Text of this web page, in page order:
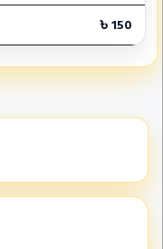
৳ 150